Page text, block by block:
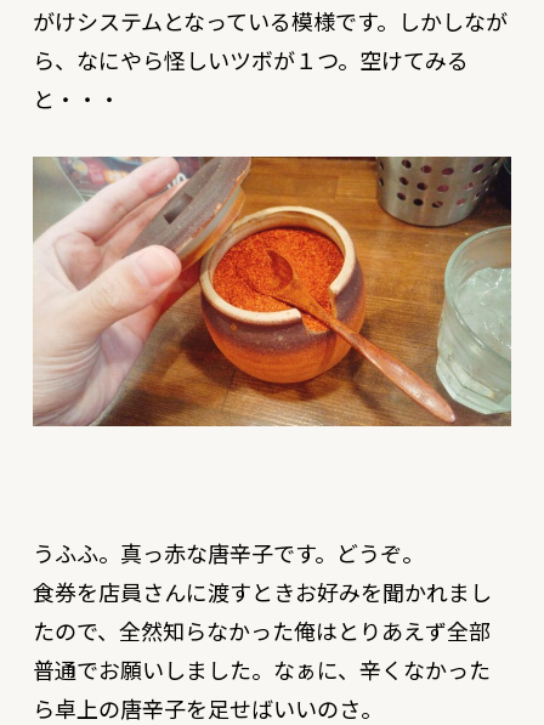
がけシステムとなっている模様です。しかしなが
ら、なにやら怪しいツボが１つ。空けてみる
と・・・
うふふ。真っ赤な唐辛子です。どうぞ。
食券を店員さんに渡すときお好みを聞かれまし
たので、全然知らなかった俺はとりあえず全部
普通でお願いしました。なぁに、辛くなかった
ら卓上の唐辛子を足せばいいのさ。